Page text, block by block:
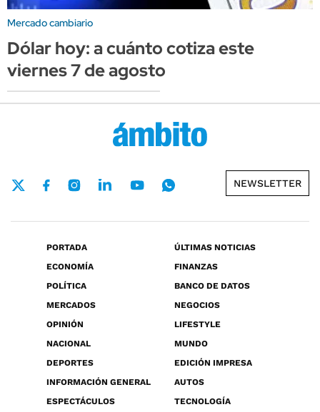
Mercado cambiario
Dólar hoy: a cuánto cotiza este
viernes 7 de agosto
NEWSLETTER
PORTADA
ÚLTIMAS NOTICIAS
ECONOMÍA
FINANZAS
POLÍTICA
BANCO DE DATOS
MERCADOS
NEGOCIOS
OPINIÓN
LIFESTYLE
NACIONAL
MUNDO
DEPORTES
EDICIÓN IMPRESA
INFORMACIÓN GENERAL
AUTOS
ESPECTÁCULOS
TECNOLOGÍA